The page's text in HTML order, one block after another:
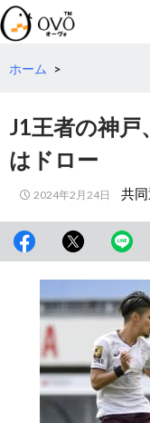
検
索
コ
テ
動
ホーム >
J1王者の神戸
はドロー
2024年2月24日 共